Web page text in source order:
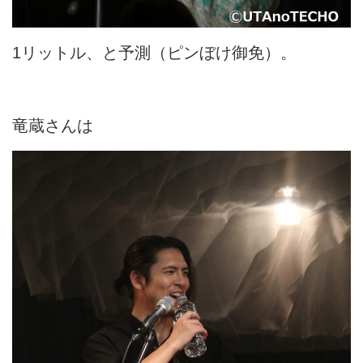
1リットル、と予測（ピンぼけ御免）。
竜蔵さんは